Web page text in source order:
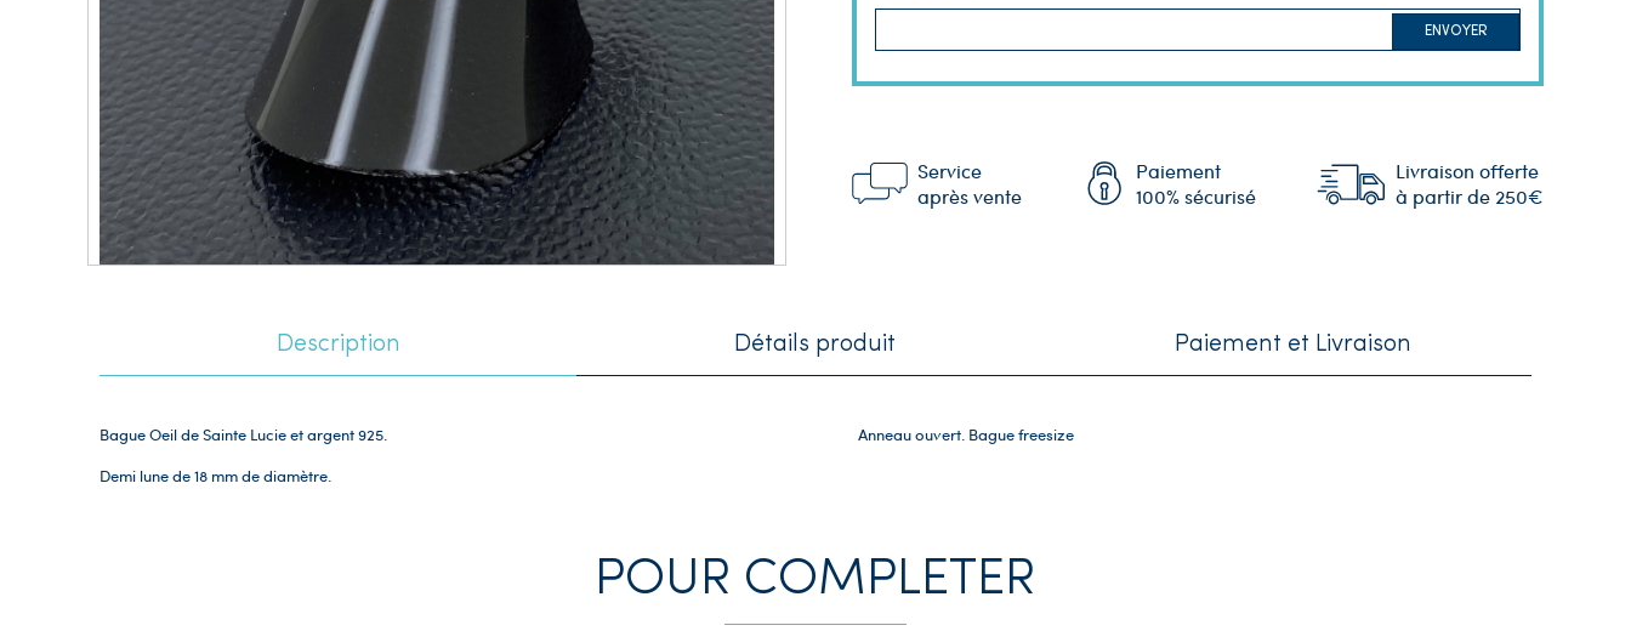
ENVOYER
Service
après vente
Paiement
100% sécurisé
Livraison offerte
à partir de 250€
Description Détails produit Paiement et Livraison
Bague Oeil de Sainte Lucie et argent 925.
Demi lunede 18 mm de diamètre.
Anneau ouvert. Bague freesize
POUR COMPLETER